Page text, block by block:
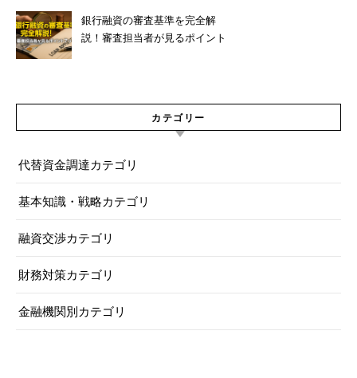
銀行融資の審査基準を完全解
説！審査担当者が見るポイント
カテゴリー
代替資金調達カテゴリ
基本知識・戦略カテゴリ
融資交渉カテゴリ
財務対策カテゴリ
金融機関別カテゴリ